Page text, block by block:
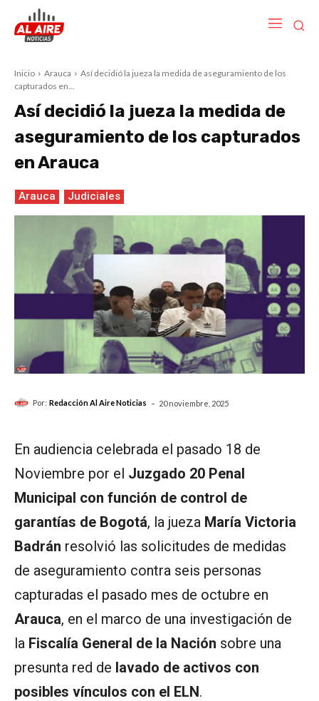
Inicio Arauca
Así decidió la jueza la medida de aseguramiento de los
capturados en...
Así decidió la jueza la medida de
aseguramiento de los capturados
en Arauca
Arauca Judiciales
Por: Redacción Al Aire Noticias - 20 noviembre, 2025
En audiencia celebrada el pasado 18 de
Noviembre por el Juzgado 20 Penal
Municipal con función de control de
garantías de Bogotá, la jueza María Victoria
Badrán resolvió las solicitudes de medidas
de aseguramiento contra seis personas
capturadas el pasado mes de octubre en
Arauca, en el marco de una investigación de
la Fiscalía General de la Nación sobre una
presunta red de lavado de activos con
posibles vínculos con el ELN.